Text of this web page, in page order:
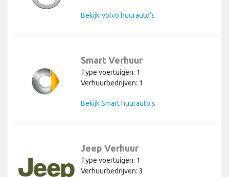
Bekijk Volvo huurauto's
Smart Verhuur
Type voertuigen: 1
Verhuurbedrijven: 1
Bekijk Smart huurauto's
Jeep Verhuur
Type voertuigen: 1
Verhuurbedrijven: 3